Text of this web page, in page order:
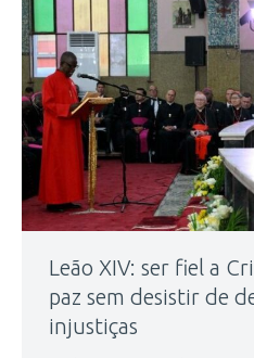
Leão XIV: ser fiel a
paz sem desistir de
injustiças